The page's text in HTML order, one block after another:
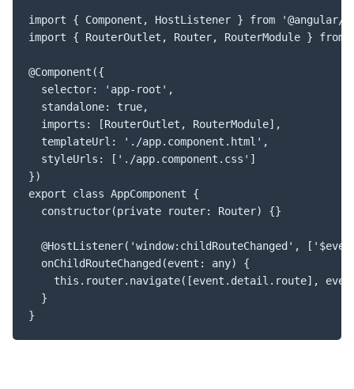
import { Component, HostListener } from '@angular/
import { RouterOutlet, Router, RouterModule } from
@Component({
  selector: 'app-root',
  standalone: true,
  imports: [RouterOutlet, RouterModule],
  templateUrl: './app.component.html',
  styleUrls: ['./app.component.css']
})
export class AppComponent {
  constructor(private router: Router) {}
@HostListener('window:childRouteChanged',
  onChildRouteChanged(event: any) {
this.router.navigate([event.detail.route],
  }
}